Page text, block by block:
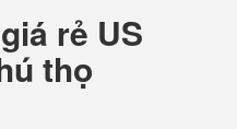
rẻ US
thọ